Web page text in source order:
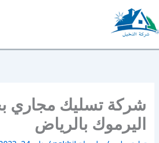
تخطي
إلى
المحتوى
شركة تسليك مجاري
اليرموك بالرياض